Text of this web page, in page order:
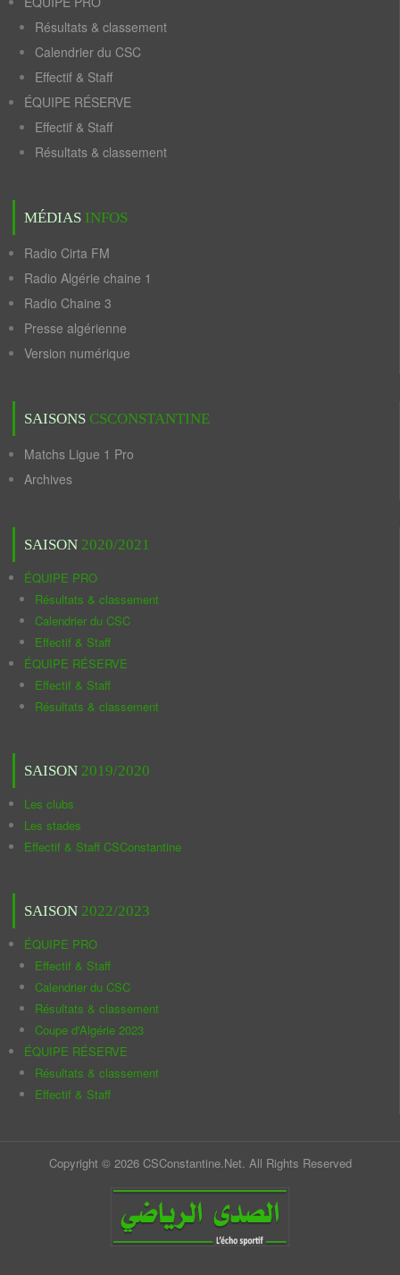
Résultats & classement
Calendrier du CSC
Effectif & Staff
ÉQUIPE RÉSERVE
Effectif & Staff
Résultats & classement
MÉDIAS INFOS
Radio Cirta FM
Radio Algérie chaine 1
Radio Chaine 3
Presse algérienne
Version numérique
SAISONS CSCONSTANTINE
Matchs Ligue 1 Pro
Archives
SAISON 2020/2021
ÉQUIPE PRO
Résultats & classement
Calendrier du CSC
Effectif & Staff
ÉQUIPE RÉSERVE
Effectif & Staff
Résultats & classement
SAISON 2019/2020
Les clubs
Les stades
Effectif & Staff CSConstantine
SAISON 2022/2023
ÉQUIPE PRO
Effectif & Staff
Calendrier du CSC
Résultats & classement
Coupe d'Algérie 2023
ÉQUIPE RÉSERVE
Résultats & classement
Effectif & Staff
Copyright © 2026 CSConstantine.Net. All Rights Reserved